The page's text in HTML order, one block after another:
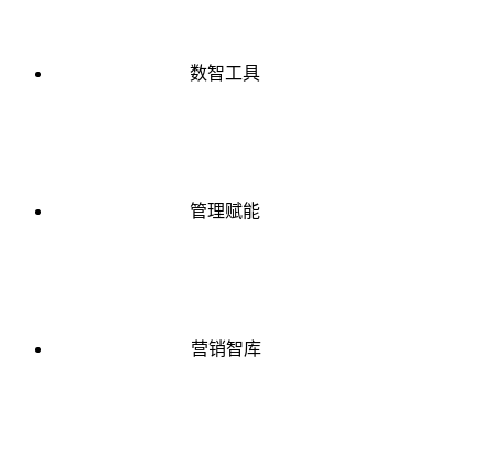
数智工具
管理赋能
营销智库